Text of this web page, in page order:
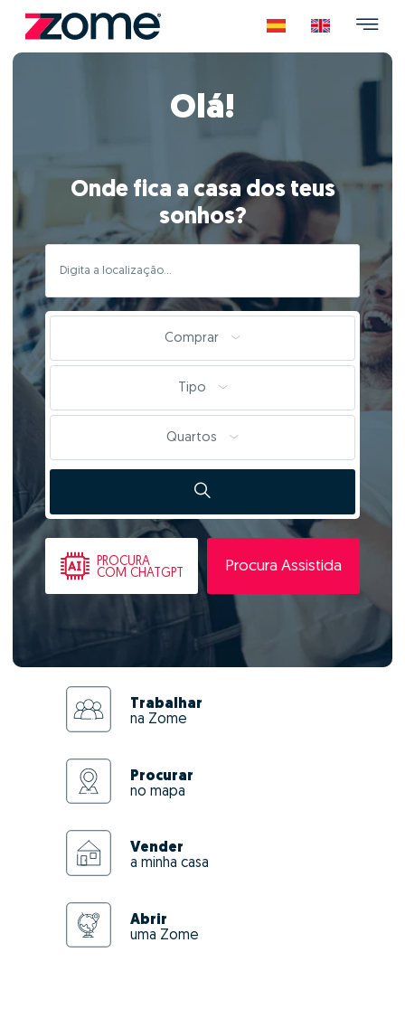
Olá!
Onde fica a casa dos teus
sonhos?
Comprar
Tipo
Quartos
PROCURA
COM CHATGPT
Procura Assistida
Trabalhar
na Zome
Procurar
no mapa
Vender
a minha casa
Abrir
uma Zome